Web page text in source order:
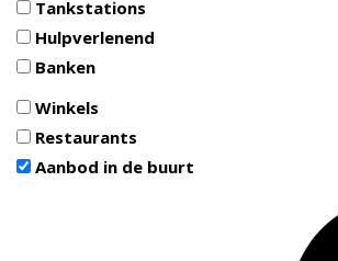
Tankstations
Hulpverlenend
Banken
Winkels
Restaurants
Aanbod in de buurt